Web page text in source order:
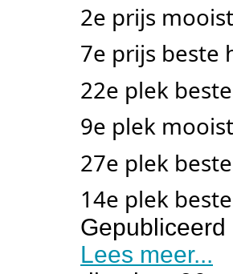
2e prijs
7e prijs beste
22e plek
9e plek
27e plek
14e plek
Gepubliceerd
Lees meer...